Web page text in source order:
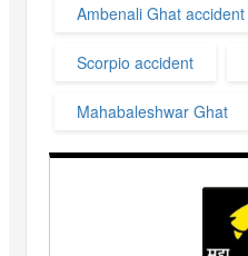
Ambenali Ghat accident
Scorpio accident
Mahabaleshwar Ghat